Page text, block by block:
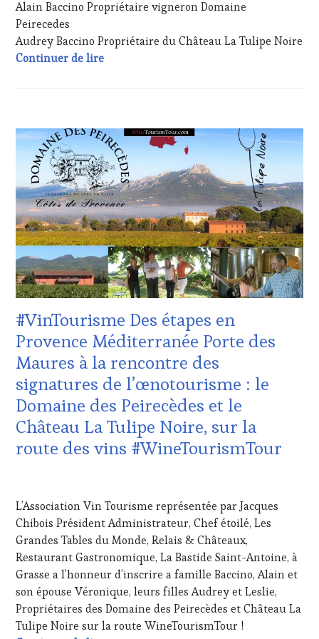
Alain Baccino Propriétaire vigneron Domaine
Peirecedes
Audrey Baccino Propriétaire du Château La Tulipe Noire
Continuer de lireTirage au sort « Signés et dédicacés »
CLUB
:
WINE
TASTING
VOUCHER,
CÔTES-
DE-
PROVENCE,
DOMAINE
VITICOLE,
ADHÉRENT,
VIN
EDITION
LES
CLÉS
DU
VIN
ET
DE
LA
HAUTE
GASTRONOMIE
DÉGUSTATIONS,
WINE
TASTING
MÉDIAS,
PRESSE
ÉCRITE,
RADIO,
TV,
WEB,
#VinTourisme Des étapes en
Provence Méditerranée Porte des
Maures à la rencontre des
signatures de l’œnotourisme : le
Domaine des Peirecèdes et le
Château La Tulipe Noire, sur la
route des vins #WineTourismTour
2024
L’Association Vin Tourisme représentée par Jacques
Chibois Président Administrateur, Chef étoilé, Les
Grandes Tables du Monde, Relais & Châteaux,
Restaurant Gastronomique, La Bastide Saint-Antoine, à
Grasse a l’honneur d’inscrire a famille Baccino, Alain et
son épouse Véronique, leurs filles Audrey et Leslie,
Propriétaires des Domaine des Peirecèdes et Château La
Tulipe Noire sur la route WineTourismTour !